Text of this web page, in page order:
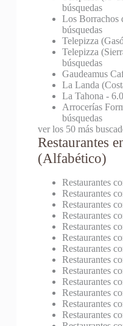
búsquedas
Los Borrachos
búsquedas
Telepizza
Telepizza
búsquedas
Gaudeamus
La Landa
La Tahona -
Arrocerías
búsquedas
ver los 50 más
Restaurantes
(Alfabético)
Restaurantes
Restaurantes
Restaurantes
Restaurantes
Restaurantes
Restaurantes
Restaurantes
Restaurantes
Restaurantes
Restaurantes
Restaurantes
Restaurantes
Restaurantes